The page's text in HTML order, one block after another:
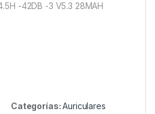
-42DB -3 V5.3 28MAH
Categorías:Auriculares